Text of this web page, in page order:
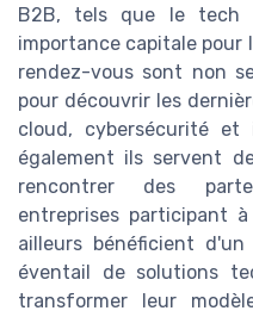
B2B, tels que le tech
importance capitale pour
rendez-vous sont non
pour découvrir les
cloud, cybersécurité et
également ils servent
rencontrer des
entreprises participant
ailleurs bénéficient
éventail de solutions
transformer leur